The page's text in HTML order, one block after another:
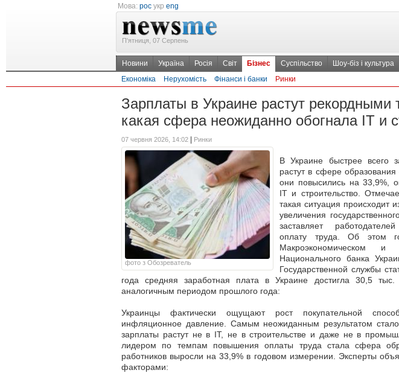
Мова: рос укр eng
П'ятниця, 07 Серпень
Новини Україна Росія Світ Бізнес Суспільство Шоу-біз і культура
Економіка
Нерухомість Фінанси і банки Ринки
Зарплаты в Украине растут рекордными
какая сфера неожиданно обогнала ІТ и
07 червня 2026, 14:02 Ринки
фото з Обозреватель
В Украине быстрее всего
растут в сфере образования
они повысились на 33,9%,
ІТ и строительство.
такая ситуация происходит
увеличения
заставляет работодателей
оплату труда. Об этом
Макроэкономическом и
Национального банка
Государственной службы
года средняя заработная плата в Украине достигла 30,5
аналогичным периодом прошлого года:
Украинцы фактически ощущают рост покупательной
инфляционное давление. Самым неожиданным результатом
зарплаты растутне в ІТ, не в строительстве и даже не в
лидером по темпам повышения оплаты труда сталасфера
работников выросли на 33,9% в годовом измерении. Эксперты
факторами: